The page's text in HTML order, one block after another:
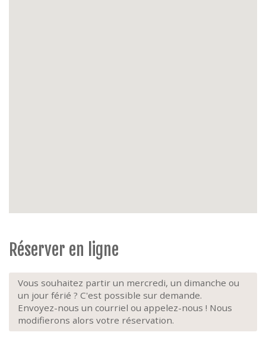
Réserver en ligne
Vous souhaitez partir un mercredi, un dimanche ou
un jour férié ? C'est possible sur demande.
Envoyez-nous un courriel ou appelez-nous ! Nous
modifierons alors votre réservation.